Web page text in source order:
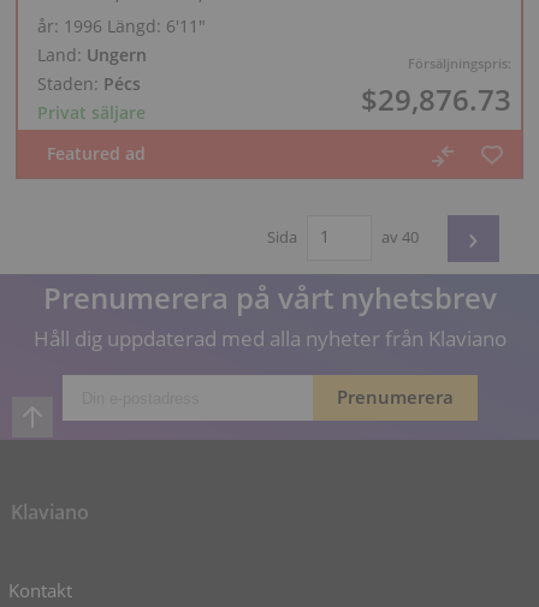
Försäljningspris:
$29,876.73
år: 1996 Längd: 6′11″
Land: Ungern
Staden: Pécs
Privat säljare
Sida av 40 ›
Prenumerera på vårt nyhetsbrev
Håll dig uppdaterad med alla nyheter från Klaviano
Klaviano
Kontakt